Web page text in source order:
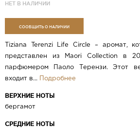
НЕТ В НАЛИЧИИ
СООБЩИТЬ О НАЛИЧИИ
Tiziana Terenzi Life Circle – аромат,
представлен из Maori Collection в
парфюмером Паоло Терензи. Этот
входит в... Подробнее
ВЕРХНИЕ НОТЫ
бергамот
СРЕДНИЕ НОТЫ